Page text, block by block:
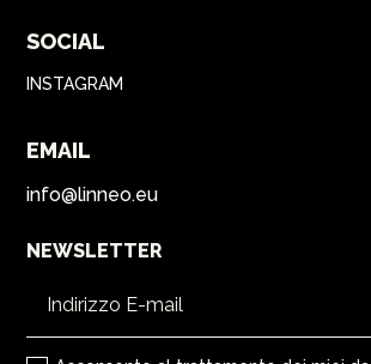
SOCIAL
INSTAGRAM
EMAIL
info@linneo.eu
NEWSLETTER